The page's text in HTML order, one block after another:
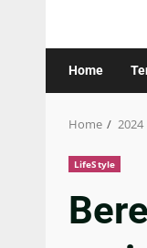
Home
Home 2024
LifeStyle